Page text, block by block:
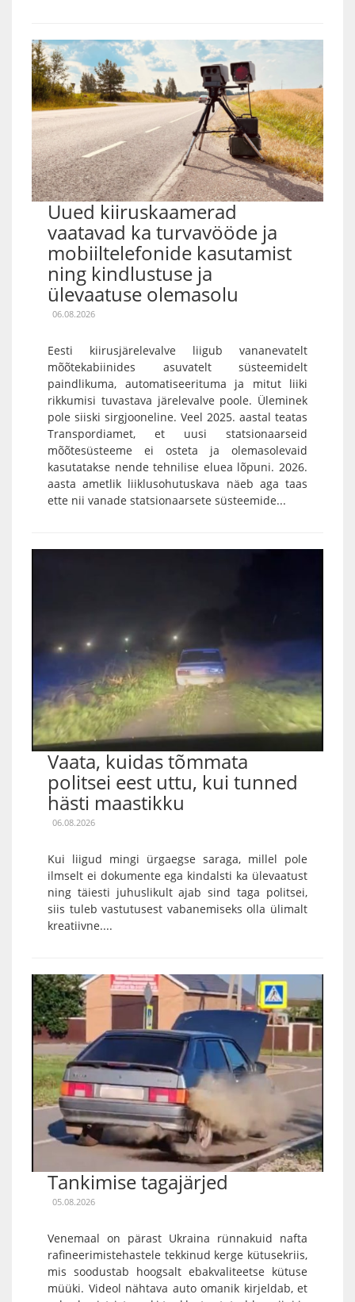
Uued kiiruskaamerad
vaatavad ka turvavööde ja
mobiiltelefonide kasutamist
ning kindlustuse ja
ülevaatuse olemasolu
06.08.2026
Eesti kiirusjärelevalve liigub vananevatelt
mõõtekabiinides asuvatelt süsteemidelt
paindlikuma, automatiseerituma ja mitut liiki
rikkumisi tuvastava järelevalve poole. Üleminek
pole siiski sirgjooneline. Veel 2025. aastal teatas
Transpordiamet, et uusi statsionaarseid
mõõtesüsteeme ei osteta ja olemasolevaid
kasutatakse nende tehnilise eluea lõpuni. 2026.
aasta ametlik liiklusohutuskava näeb aga taas
ette nii vanade statsionaarsete süsteemide...
Vaata, kuidas tõmmata
politsei eest uttu, kui tunned
hästi maastikku
06.08.2026
Kui liigud mingi ürgaegse saraga, millel pole
ilmselt ei dokumente ega kindalsti ka ülevaatust
ning täiesti juhuslikult ajab sind taga politsei,
siis tuleb vastutusest vabanemiseks olla ülimalt
kreatiivne....
Tankimise tagajärjed
05.08.2026
Venemaal on pärast Ukraina rünnakuid nafta
rafineerimistehastele tekkinud kerge kütusekriis,
mis soodustab hoogsalt ebakvaliteetse kütuse
müüki. Videol nähtava auto omanik kirjeldab, et